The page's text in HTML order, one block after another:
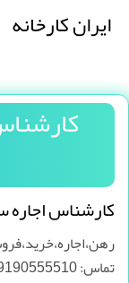
ایران کارخانه
کارشناس اجاره
تماس: 09190555510 09132109390